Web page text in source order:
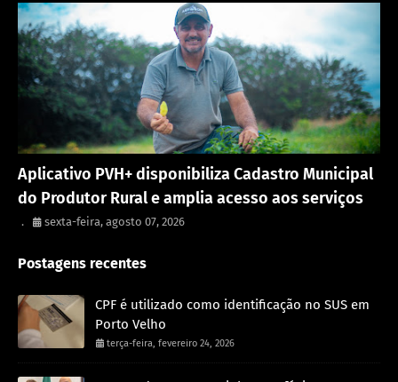
Aplicativo PVH+ disponibiliza Cadastro Municipal
do Produtor Rural e amplia acesso aos serviços
. sexta-feira, agosto 07, 2026
Postagens recentes
CPF é utilizado como identificação no SUS em
Porto Velho
terça-feira, fevereiro 24, 2026